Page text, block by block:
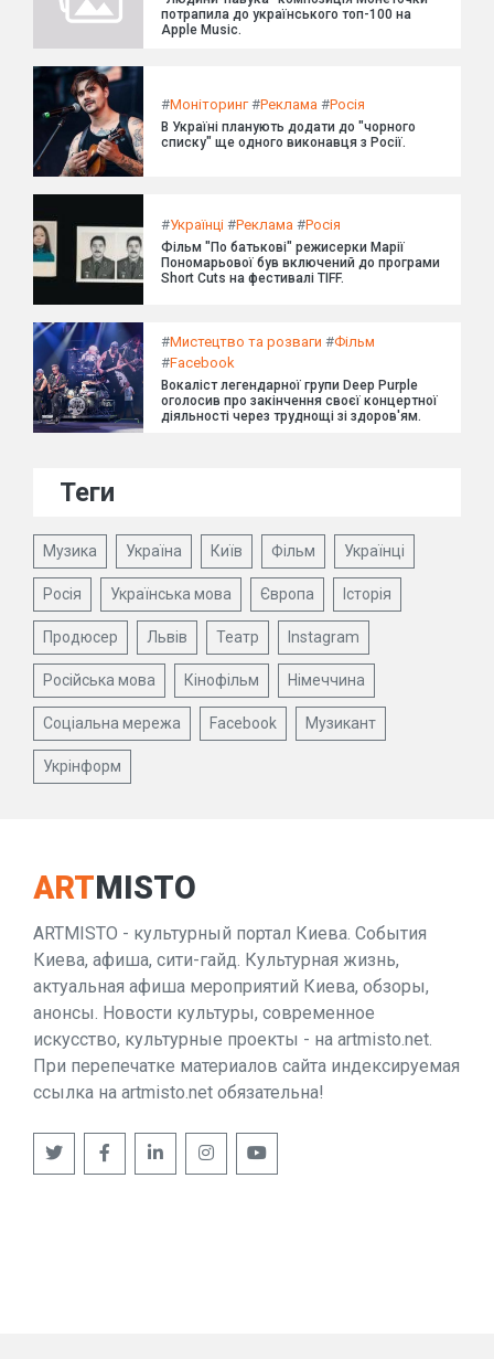
потрапила до українського топ-100 на
Apple Music.
#Моніторинг#Реклама #Росія
В Україні планують додати до "чорного
списку" ще одного виконавця з Росії.
#Українці #Реклама #Росія
Фільм "По батькові" режисерки Марії
Пономарьової був включений до програми
Short Cuts на фестивалі TIFF.
#Мистецтво та розваги #Фільм
#Facebook
Вокаліст легендарної групи Deep Purple
оголосив про закінчення своєї концертної
діяльності через труднощі зі здоров'ям.
Теги
Музика Україна Київ Фільм Українці
Росія Українська мова Європа Історія
Продюсер Львів Театр Instagram
Російська мова Кінофільм Німеччина
Соціальна мережа Facebook Музикант
Укрінформ
ARTMISTO
ARTMISTO - культурный портал Киева. События
Киева, афиша, сити-гайд. Культурная жизнь,
актуальная афиша мероприятий Киева, обзоры,
анонсы. Новости культуры, современное
искусство, культурные проекты - на artmisto.net.
При перепечатке материалов сайта индексируемая
ссылка на artmisto.net обязательна!